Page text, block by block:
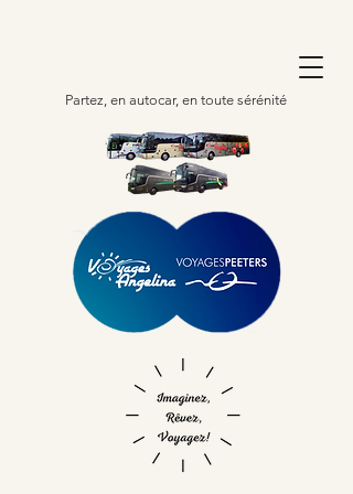
Partez, en autocar, en toute sérénité